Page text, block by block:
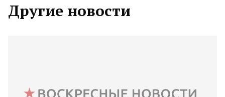
Другие новости